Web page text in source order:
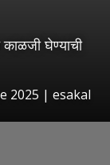
घेण्याची
2025 | esakal